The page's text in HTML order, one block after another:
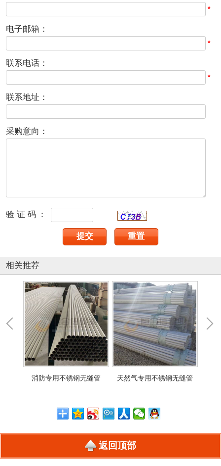
*
电子邮箱：
*
联系电话：
*
联系地址：
采购意向：
验证码：
相关推荐
消防专用不锈钢无缝管 天然气专用不锈钢无缝管
返回顶部